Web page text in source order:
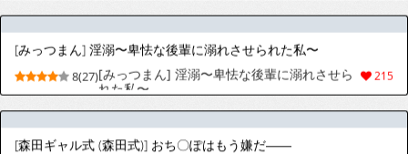
215
8(27)[みっつまん] 淫溺〜卑怯な後輩に溺れさせら
れた私〜
[森田ギャル式 (森田式)] おち〇ぽはもう嫌だ――
9(37)